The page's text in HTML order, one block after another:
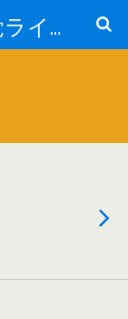
利用報告 三南視聴覚ライブラリー